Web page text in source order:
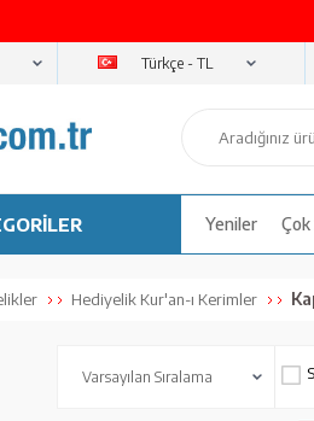
Türkçe - TL
Yeniler Çok
Hediyelik Kur'an-ı Kerimler